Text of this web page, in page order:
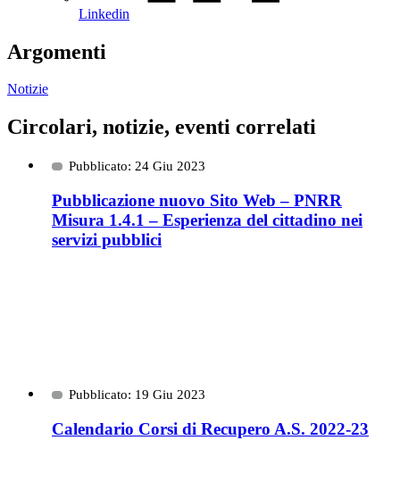
Linkedin
Argomenti
Notizie
Circolari, notizie, eventi correlati
Pubblicato: 24 Giu 2023
Pubblicazione nuovo Sito Web – PNRR
Misura 1.4.1 – Esperienza del cittadino nei
servizi pubblici
Pubblicato: 19 Giu 2023
Calendario Corsi di Recupero A.S. 2022-23